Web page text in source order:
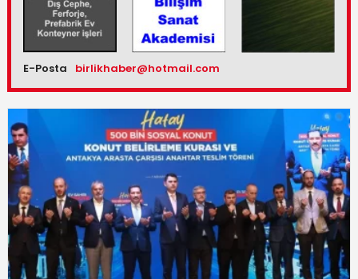
E-Posta birlikhaber@hotmail.com